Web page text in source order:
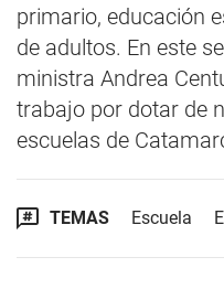
primario, educación
de adultos. En este
ministra Andrea
trabajo por dotar de
escuelas de
TEMAS Escuela